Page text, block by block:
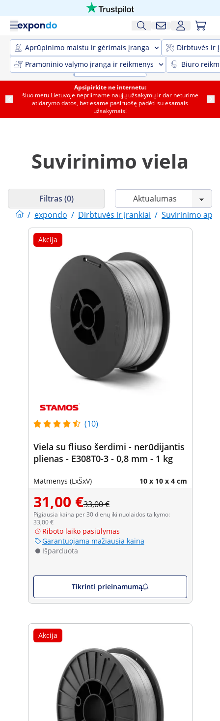
Aprūpinimo maistu ir gėrimais įranga
Dirbtuvės ir
Pramoninio valymo įranga ir reikmenys
Biuro
Apsipirkite ne internetu:
šiuo metu Lietuvoje nepriimame naujų užsakymų ir dar neturime
atidarymo datos, bet esame pasiruošę padėti su esamais
užsakymais!
Suvirinimo viela
/ expondo / Dirbtuvės ir įrankiai / Suvirinimo
Filtras (0)
Akcija
(10)
Viela su fliuso šerdimi - nerūdijantis
plienas - E308T0-3 - 0,8 mm - 1 kg
Matmenys (LxŠxV) 10 x 10 x 4 cm
31,00 €33,00 €
Pigiausia kaina per 30 dienų iki nuolaidos taikymo:
33,00 €
Riboto laiko pasiūlymas
Garantuojama mažiausia kaina
Išparduota
Tikrinti prieinamumą
Akcija